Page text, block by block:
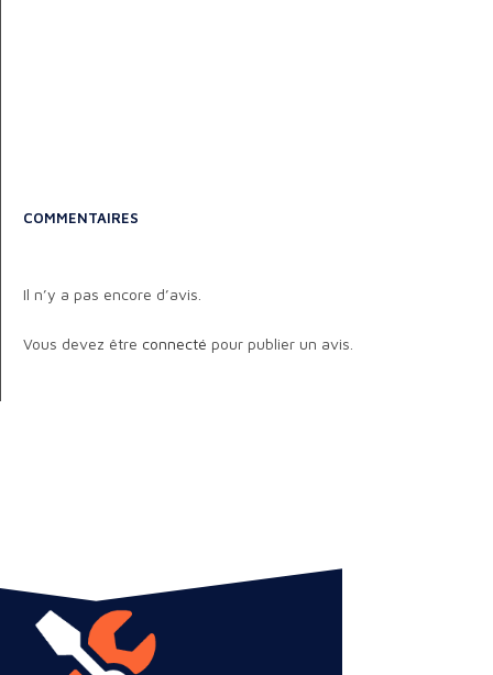
COMMENTAIRES
Il n’y a pas encore d’avis.
Vous devez être connecté pour publier un avis.